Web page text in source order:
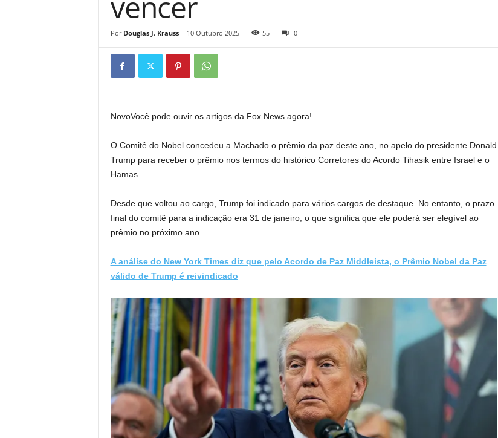
Por Douglas J. Krauss- 10 Outubro 2025 55 0
NovoVocê pode ouvir os artigos da Fox News agora!
O Comitê do Nobel concedeu a Machado o prêmio da paz deste ano, no apelo do presidente Donald
Trump para receber o prêmio nos termos do histórico Corretores do Acordo Tihasik entre Israel e o
Hamas.
Desde que voltou ao cargo, Trump foi indicado para vários cargos de destaque. No entanto, o prazo
final do comitê para a indicação era 31 de janeiro, o que significa que ele poderá ser elegível ao
prêmio no próximo ano.
A análise do New York Times diz que pelo Acordo de Paz Middleista, o Prêmio Nobel da Paz
válido de Trump é reivindicado